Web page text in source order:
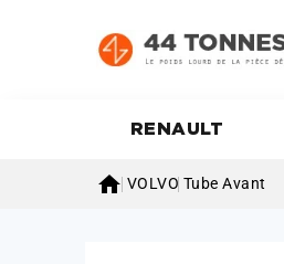
RENAULT
 VOLVO Tube Avant